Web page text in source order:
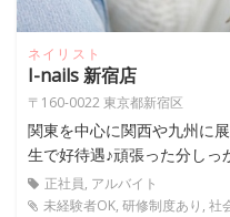
ネイリスト
I-nails 新宿店
〒160-0022 東京都新宿区
関東を中心に関西や九州に
生で好待遇♪頑張った分しっ
正社員, アルバイト
未経験者OK, 研修制度あり, 社